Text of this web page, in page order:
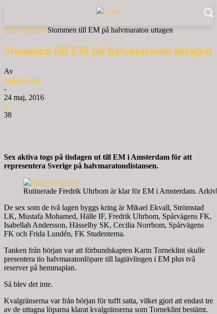
Hem Nyheter Stommen till EM på halvmaraton uttagen
Stommen till EM på halvmaraton uttagen
Av
Mikael Grip
-
24 maj, 2016
0
38
Sex aktiva togs på tisdagen ut till EM i Amsterdam för att
representera Sverige på halvmaratondistansen.
Rutinerade Fredrik Uhrbom är klar för EM i Amsterdam.
De sex som de två lagen byggs kring är Mikael Ekvall, Strömstad
LK, Mustafa Mohamed, Hälle IF, Fredrik Uhrbom, Spårvägens FK,
Isabellah Andersson, Hässelby SK, Cecilia Norrbom, Spårvägens
FK och Frida Lundén, FK Studenterna.
Tanken från början var att förbundskapten Karin Torneklint skulle
presentera tio halvmaratonlöpare till lagtävlingen i EM plus två
reserver på hemmaplan.
Så blev det inte.
Kvalgränserna var från början för tufft satta, vilket gjort att endast tre
av de uttagna löparna klarat kvalgränserna som Torneklint bestämt.